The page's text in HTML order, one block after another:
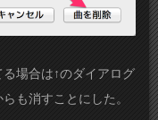
場合は↑のダイアログ
も消すことにした。